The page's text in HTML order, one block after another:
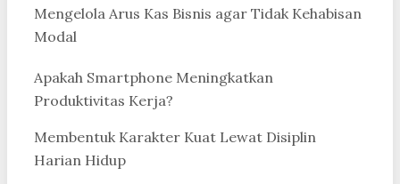
Mengelola Arus Kas Bisnis agar Tidak Kehabisan
Modal
Apakah Smartphone Meningkatkan
Produktivitas Kerja?
Membentuk Karakter Kuat Lewat Disiplin
Harian Hidup